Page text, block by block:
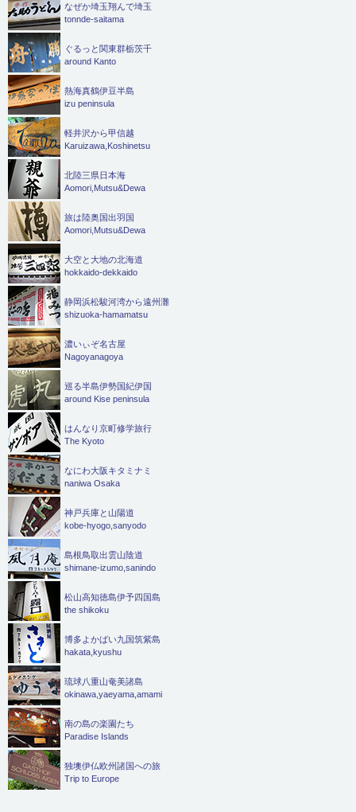
なぜか埼玉翔んで埼玉
tonnde-saitama
ぐるっと関東群栃茨千
around Kanto
熱海真鶴伊豆半島
izu peninsula
軽井沢から甲信越
Karuizawa,Koshinetsu
北陸三県日本海
Aomori,Mutsu&Dewa
旅は陸奥国出羽国
Aomori,Mutsu&Dewa
大空と大地の北海道
hokkaido-dekkaido
静岡浜松駿河湾から遠州灘
shizuoka-hamamatsu
濃いぃぞ名古屋
Nagoyanagoya
巡る半島伊勢国紀伊国
around Kise peninsula
はんなり京町修学旅行
The Kyoto
なにわ大阪キタミナミ
naniwa Osaka
神戸兵庫と山陽道
kobe-hyogo,sanyodo
島根鳥取出雲山陰道
shimane-izumo,sanindo
松山高知徳島伊予四国島
the shikoku
博多よかばい九国筑紫島
hakata,kyushu
琉球八重山奄美諸島
okinawa,yaeyama,amami
南の島の楽園たち
Paradise Islands
独墺伊仏欧州諸国への旅
Trip to Europe